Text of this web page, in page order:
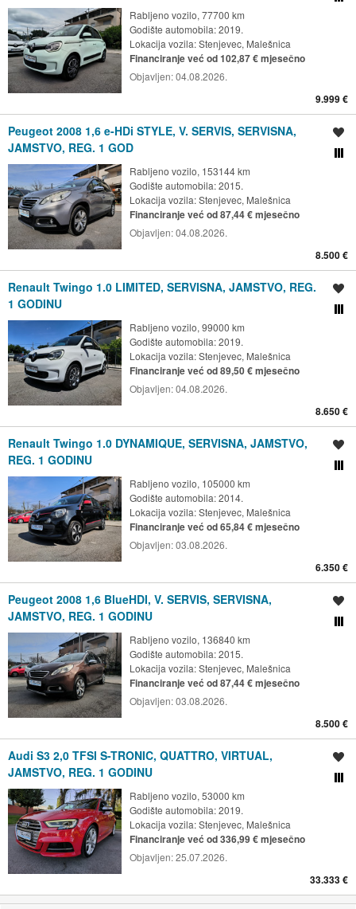
Rabljeno vozilo, 77700 km
Godište automobila: 2019.
Lokacija vozila:Stenjevec, Malešnica
Financiranje već od 102,87 € mjesečno
Objavljen:04.08.2026.
9.999 €
Peugeot 2008 1,6 e-HDi STYLE, V. SERVIS, SERVISNA,
JAMSTVO, REG. 1 GOD
Rabljeno vozilo, 153144 km
Godište automobila: 2015.
Lokacija vozila:Stenjevec, Malešnica
Financiranje već od 87,44 € mjesečno
Objavljen:04.08.2026.
8.500 €
Renault Twingo 1.0 LIMITED, SERVISNA, JAMSTVO, REG.
1 GODINU
Rabljeno vozilo, 99000 km
Godište automobila: 2019.
Lokacija vozila:Stenjevec, Malešnica
Financiranje već od 89,50 € mjesečno
Objavljen:04.08.2026.
8.650 €
Renault Twingo 1.0 DYNAMIQUE, SERVISNA, JAMSTVO,
REG. 1 GODINU
Rabljeno vozilo, 105000 km
Godište automobila: 2014.
Lokacija vozila:Stenjevec, Malešnica
Financiranje već od 65,84 € mjesečno
Objavljen:03.08.2026.
6.350 €
Peugeot 2008 1,6 BlueHDI, V. SERVIS, SERVISNA,
JAMSTVO, REG. 1 GODINU
Rabljeno vozilo, 136840 km
Godište automobila: 2015.
Lokacija vozila:Stenjevec, Malešnica
Financiranje već od 87,44 € mjesečno
Objavljen:03.08.2026.
8.500 €
Audi S3 2,0 TFSI S-TRONIC, QUATTRO, VIRTUAL,
JAMSTVO, REG. 1 GODINU
Rabljeno vozilo, 53000 km
Godište automobila: 2019.
Lokacija vozila:Stenjevec, Malešnica
Financiranje već od 336,99 € mjesečno
Objavljen:25.07.2026.
33.333 €